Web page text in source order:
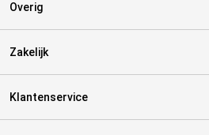
Overig
Zakelijk
Klantenservice